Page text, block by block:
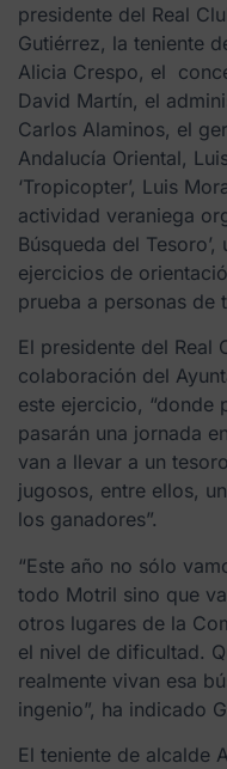
presidente del Real
Gutiérrez, la teniente
Alicia Crespo, el
David Martín, el
Carlos Alaminos, el
Andalucía Oriental,
‘Tropicopter’, Luis
actividad veraniega
Búsqueda del
ejercicios de
prueba a personas de
El presidente del Real
colaboración del
este ejercicio, “donde
pasarán una jornada
van a llevar a un
jugosos, entre ellos,
los ganadores”.
“Este año no sólo
todo Motril sino que
otros lugares de la
el nivel de dificultad.
realmente vivan esa
ingenio”, ha indicado
El teniente de alcalde